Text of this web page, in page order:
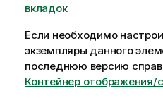
вкладок
Если необходимо
экземпляры данного
последнюю версию
Контейнер отображения/